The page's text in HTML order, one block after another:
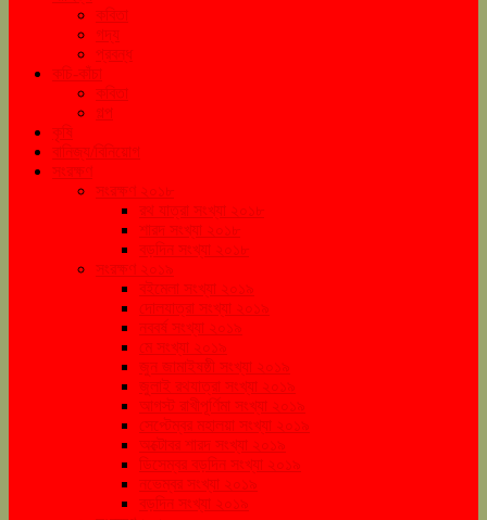
কবিতা
গদ্য
প্রবন্ধ
কচি-কাঁচা
কবিতা
গল্প
কৃষি
বানিজ্য/বিনিয়োগ
সংরক্ষণ
সংরক্ষণ ২০১৮
রথ যাত্রা সংখ্যা ২০১৮
শারদ সংখ্যা ২০১৮
বড়দিন সংখ্যা ২০১৮
সংরক্ষণ ২০১৯
বইমেলা সংখ্যা ২০১৯
দোলযাত্রা সংখ্যা ২০১৯
নববর্ষ সংখ্যা ২০১৯
মে সংখ্যা ২০১৯
জুন জামাইষষ্ঠী সংখ্যা ২০১৯
জুলাই রথযাত্রা সংখ্যা ২০১৯
আগস্ট রাখীপূর্ণিমা সংখ্যা ২০১৯
সেপ্টেম্বর মহালয়া সংখ্যা ২০১৯
অক্টোবর শারদ সংখ্যা ২০১৯
ডিসেম্বর বড়দিন সংখ্যা ২০১৯
নভেম্বর সংখ্যা ২০১৯
বড়দিন সংখ্যা ২০১৯